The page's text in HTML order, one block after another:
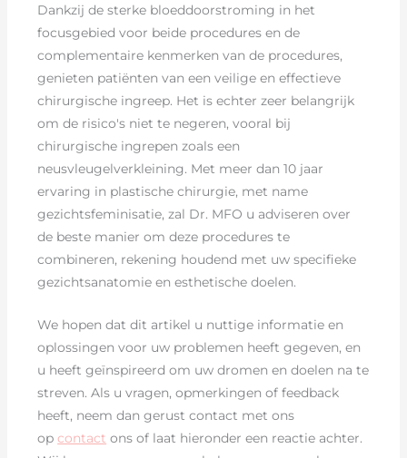
Dankzij de sterke bloeddoorstroming in het
focusgebied voor beide procedures en de
complementaire kenmerken van de procedures,
genieten patiënten van een veilige en effectieve
chirurgische ingreep. Het is echter zeer belangrijk
om de risico's niet te negeren, vooral bij
chirurgische ingrepen zoals een
neusvleugelverkleining. Met meer dan 10 jaar
ervaring in plastische chirurgie, met name
gezichtsfeminisatie, zal Dr. MFO u adviseren over
de beste manier om deze procedures te
combineren, rekening houdend met uw specifieke
gezichtsanatomie en esthetische doelen.
We hopen dat dit artikel u nuttige informatie en
oplossingen voor uw problemen heeft gegeven, en
u heeft geïnspireerd om uw dromen en doelen na te
streven. Als u vragen, opmerkingen of feedback
heeft, neem dan gerust contact met ons
opcontact ons of laat hieronder een reactie achter.